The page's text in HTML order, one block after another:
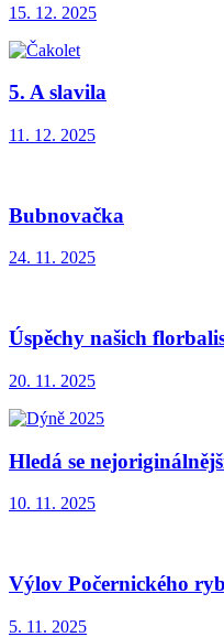
15. 12. 2025
5. A slavila
11. 12. 2025
Bubnovačka
24. 11. 2025
Úspěchy našich
20. 11. 2025
Hledá se
10. 11. 2025
Výlov Počernického
5. 11. 2025